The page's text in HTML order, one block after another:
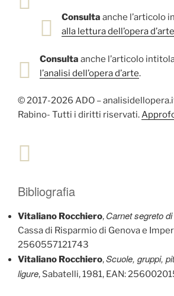
Consulta anche l’articolo
alla lettura dell’opera d’arte
Consulta anche l’articolo
l’analisi dell’opera d’arte.
© 2017-2026 ADO –
Rabino- Tutti i diritti riservati.
Bibliografia
Vitaliano Rocchiero, Carnet segreto
Cassa di Risparmio di Genova e
2560557121743
Vitaliano Rocchiero,Scuole, gruppi,
ligure, Sabatelli, 1981, EAN: